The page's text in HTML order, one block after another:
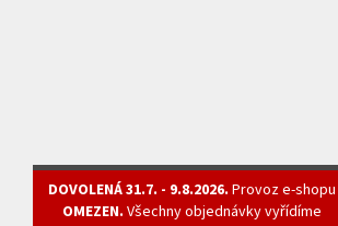
DOVOLENÁ 31.7. - 9.8.2026. Provoz e-shopu
OMEZEN. Všechny objednávky vyřídíme